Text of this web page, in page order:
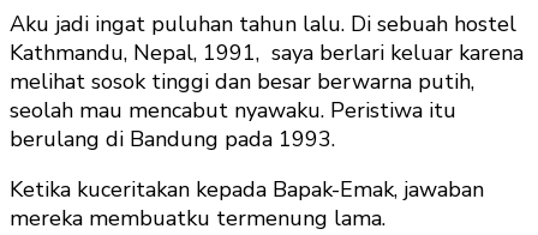
Aku jadi ingat puluhan tahun lalu. Di sebuah hostel
Kathmandu, Nepal, 1991, saya berlari keluar karena
melihat sosok tinggi dan besar berwarna putih,
seolah mau mencabut nyawaku. Peristiwa itu
berulang di Bandung pada 1993.
Ketika kuceritakan kepada Bapak-Emak, jawaban
mereka membuatku termenung lama.